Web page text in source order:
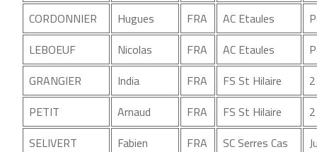
CORDONNIER
Hugues FRA AC Etaules
LEBOEUF
Nicolas FRA AC Etaules
GRANGIER
India FRA FS St Hilaire
PETIT
Arnaud FRA FS St Hilaire
SELIVERT
Fabien FRA SC Serres Cas